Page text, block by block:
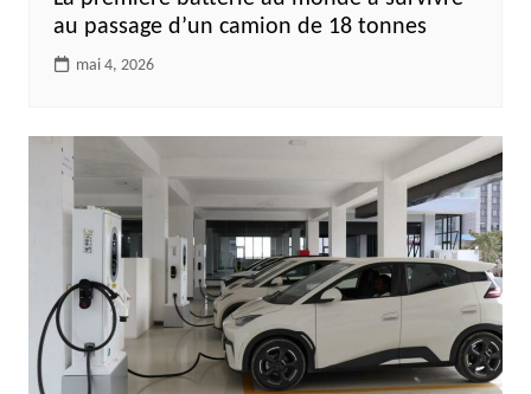
au passage d’un camion de 18 tonnes
mai 4, 2026